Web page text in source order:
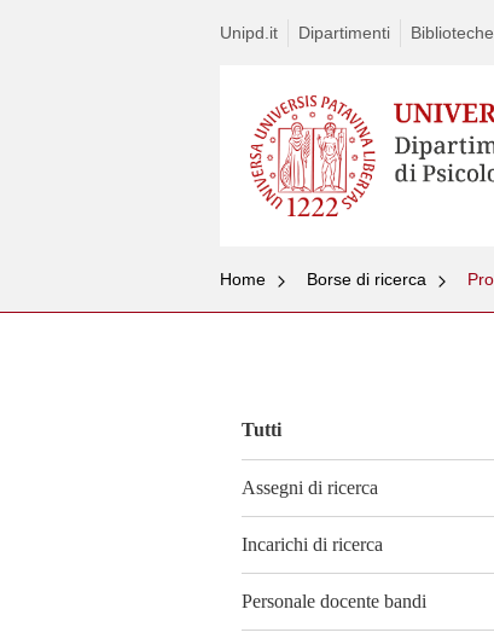
Unipd.it Dipartimenti Biblioteche
Home Borse di ricerca
Tutti
Assegni di ricerca
Incarichi di ricerca
Personale docente bandi